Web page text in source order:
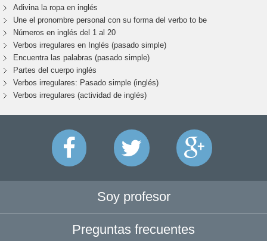
Adivina la ropa en inglés
Une el pronombre personal con su forma del verbo to be
Números en inglés del 1 al 20
Verbos irregulares en Inglés (pasado simple)
Encuentra las palabras (pasado simple)
Partes del cuerpo inglés
Verbos irregulares: Pasado simple (inglés)
Verbos irregulares (actividad de inglés)
Soy profesor
Preguntas frecuentes